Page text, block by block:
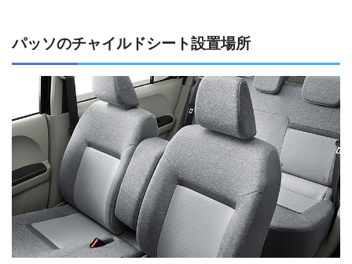
パッソのチャイルドシート設置場所